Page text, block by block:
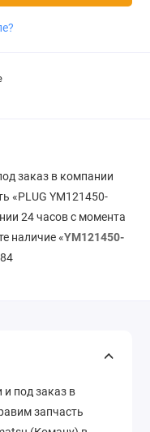
заказ в компании
«PLUG YM121450-
24 часов с момента
наличие «YM121450-
и под заказ в
запчасть